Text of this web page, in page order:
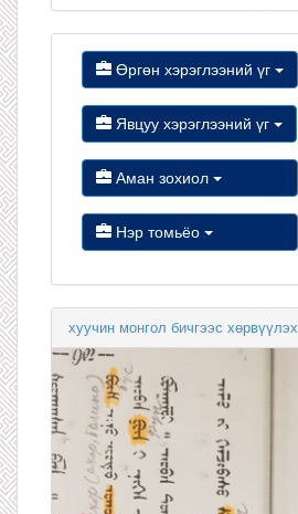
Өргөн хэрэглээний үг
Явцуу хэрэглээний үг
Аман зохиол
Нэр томьёо
хуучин монгол бичгээс хөрвүүлэх